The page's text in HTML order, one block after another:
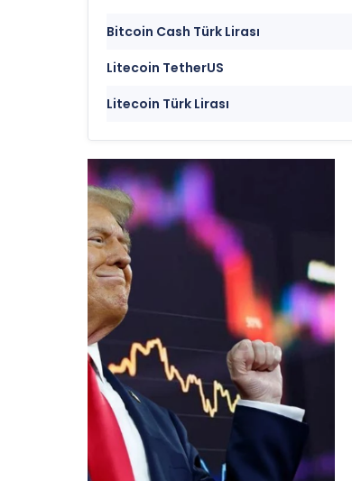
Bitcoin Cash Türk Lirası
Litecoin TetherUS
Litecoin Türk Lirası